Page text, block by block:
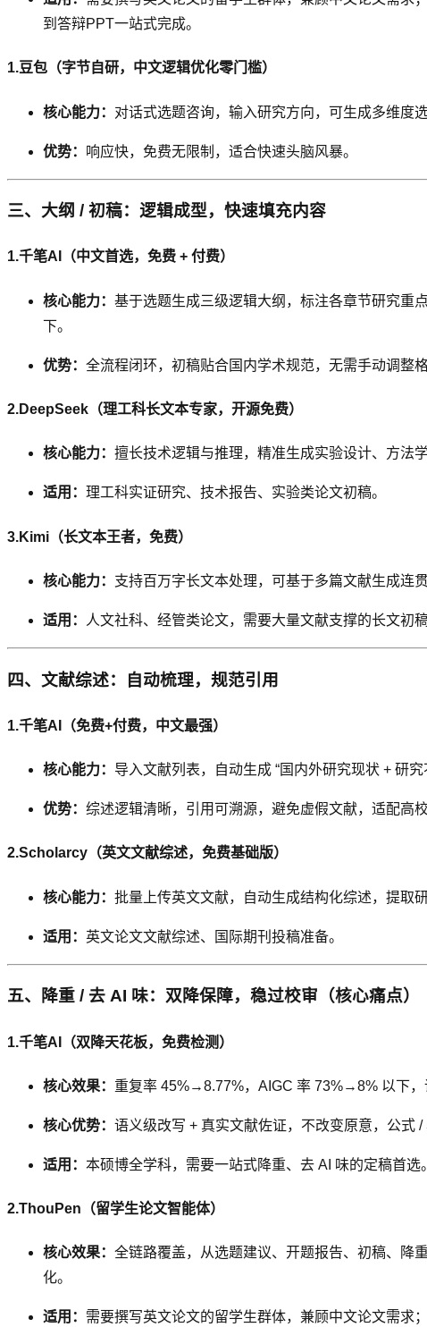
到答辩PPT一站式完成。
1.豆包（字节自研，中文逻辑优化零门槛）
核心能力： 对话式选题咨询，输入研究方向，可生成多维度
优势： 响应快，免费无限制，适合快速头脑风暴。
三、大纲 / 初稿：逻辑成型，快速填充内容
1.千笔AI（中文首选，免费 + 付费）
核心能力： 基于选题生成三级逻辑大纲，标注各章节研究重
下。
优势： 全流程闭环，初稿贴合国内学术规范，无需手动调整格
2.DeepSeek（理工科长文本专家，开源免费）
核心能力： 擅长技术逻辑与推理，精准生成实验设计、方法
适用： 理工科实证研究、技术报告、实验类论文初稿。
3.Kimi（长文本王者，免费）
核心能力： 支持百万字长文本处理，可基于多篇文献生成连
适用： 人文社科、经管类论文，需要大量文献支撑的长文初稿
四、文献综述：自动梳理，规范引用
1.千笔AI（免费+付费，中文最强）
核心能力： 导入文献列表，自动生成 “国内外研究现状 + 研
优势： 综述逻辑清晰，引用可溯源，避免虚假文献，适配高校
2.Scholarcy（英文文献综述，免费基础版）
核心能力： 批量上传英文文献，自动生成结构化综述，提取
适用： 英文论文文献综述、国际期刊投稿准备。
五、降重 / 去 AI 味：双降保障，稳过校审（核心痛点）
1.千笔AI（双降天花板，免费检测）
核心效果： 重复率 45%→8.77%，AIGC 率 73%→8% 以下，
核心优势： 语义级改写 + 真实文献佐证，不改变原意，公式
适用： 本硕博全学科，需要一站式降重、去 AI 味的定稿首选。
2.ThouPen（留学生论文智能体）
核心效果： 全链路覆盖，从选题建议、开题报告、初稿、降
化。
适用： 需要撰写英文论文的留学生群体，兼顾中文论文需求